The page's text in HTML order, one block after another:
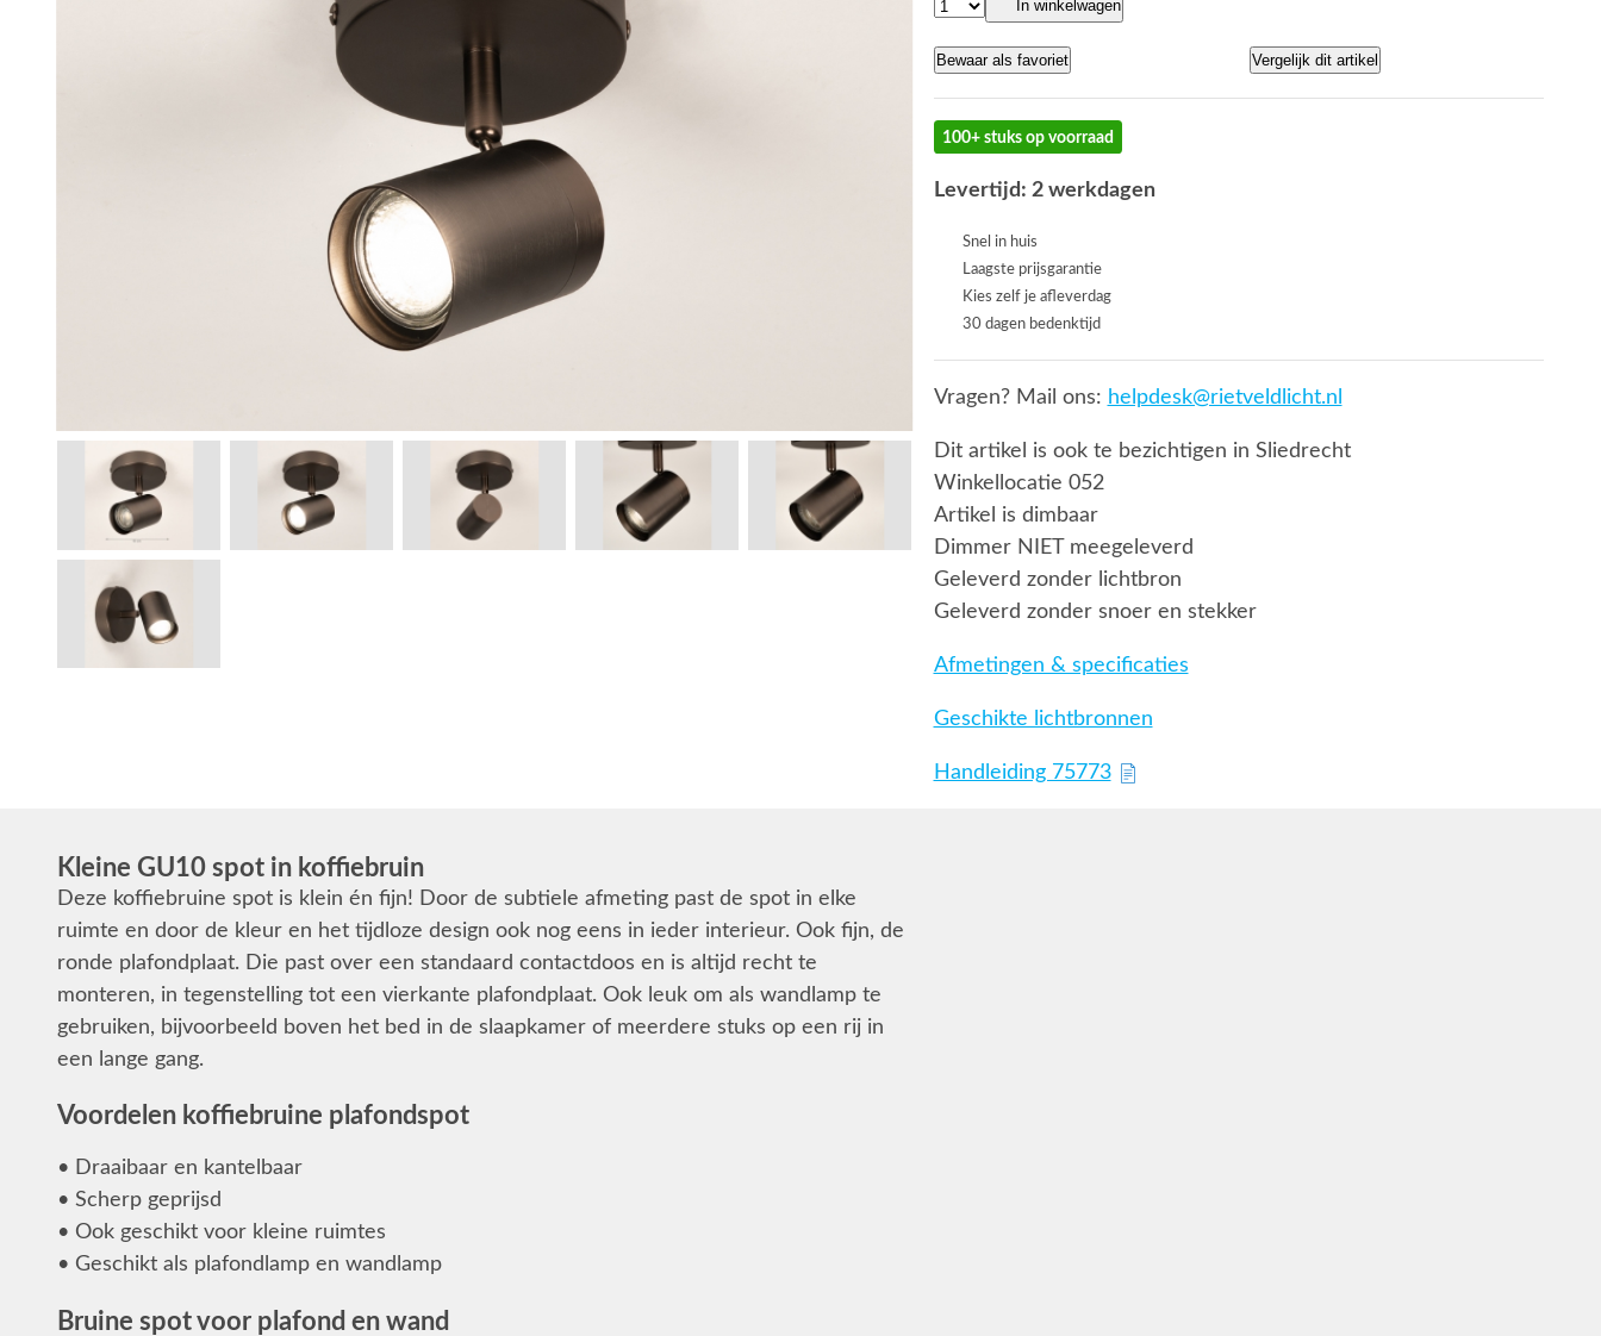
In winkelwagen
Bewaar als favoriet Vergelijk dit artikel
100+ stuks op voorraad
Levertijd: 2 werkdagen
Snel in huis
Laagste prijsgarantie
Kies zelf je afleverdag
30 dagen bedenktijd
Vragen? Mail ons: helpdesk@rietveldlicht.nl
Dit artikel is ook te bezichtigen in Sliedrecht
Winkellocatie 052
Artikel is dimbaar
Dimmer NIET meegeleverd
Geleverd zonder lichtbron
Geleverd zonder snoer en stekker
Afmetingen & specificaties
Geschikte lichtbronnen
Handleiding 75773
Kleine GU10 spot in koffiebruin
Deze koffiebruine spot is klein én fijn! Door de subtiele afmeting past de spot in elke
ruimte en door de kleur en het tijdloze design ook nog eens in ieder interieur. Ook fijn, de
ronde plafondplaat. Die past over een standaard contactdoos en is altijd recht te
monteren, in tegenstelling tot een vierkante plafondplaat. Ook leuk om als wandlamp te
gebruiken, bijvoorbeeld boven het bed in de slaapkamer of meerdere stuks op een rij in
een lange gang.
Voordelen koffiebruine plafondspot
• Draaibaar en kantelbaar
• Scherp geprijsd
• Ook geschikt voor kleine ruimtes
• Geschikt als plafondlamp en wandlamp
Bruine spot voor plafond en wand